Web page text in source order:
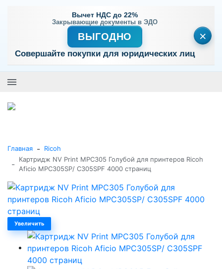
Вычет НДС до 22%
Закрывающие документы в ЭДО
ВЫГОДНО
Совершайте покупки для юридических лиц
×
Главная - Ricoh
-
Картридж NV Print MPC305 Голубой для принтеров Ricoh
Aficio MPC305SP/ C305SPF 4000 страниц
Увеличить